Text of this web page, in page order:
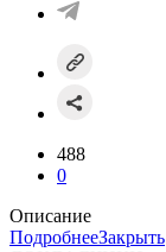
488
0
Описание
ПодробнееЗакрыть